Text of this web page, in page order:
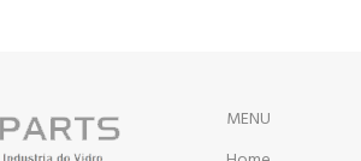
MENU